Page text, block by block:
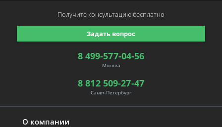
О компании
8 499-577-04-56
Москва
8 812 509-27-47
Санкт-Петербург
Задать вопрос
Получите консультациюбесплатно